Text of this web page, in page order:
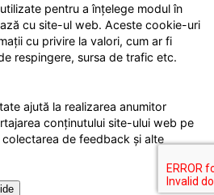
pentru a înțelege modul în
cu site-ul web. Aceste cookie-uri
cu privire la valori, cum ar fi
respingere, sursa de trafic etc.
ajută la realizarea anumitor
conținutului site-ului web pe
de feedback și alte